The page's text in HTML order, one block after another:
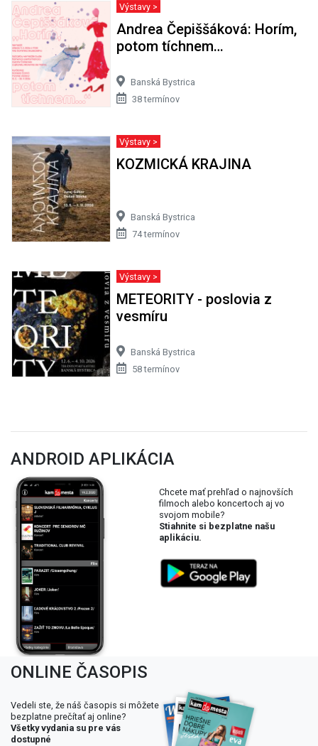
Výstavy >
Andrea Čepiššáková: Horím,
potom tíchnem…
Banská Bystrica
38 termínov
Výstavy >
KOZMICKÁ KRAJINA
Banská Bystrica
74 termínov
Výstavy >
METEORITY - poslovia z
vesmíru
Banská Bystrica
58 termínov
ANDROID APLIKÁCIA
Chcete mať prehľad o najnovších
filmoch alebo koncertoch aj vo
svojom mobile?
Stiahnite si bezplatne našu
aplikáciu.
ONLINE ČASOPIS
Vedeli ste, že náš časopis si môžete
bezplatne prečítať aj online?
Všetky vydania su pre vás
dostupné